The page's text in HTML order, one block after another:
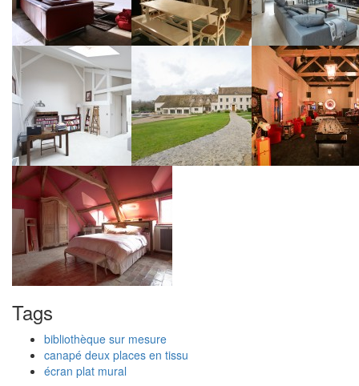
Tags
bibliothèque sur mesure
canapé deux places en tissu
écran plat mural